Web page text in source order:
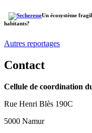
Un écosystème
habitants?
Autres reportages
Contact
Cellule de coordination
Rue Henri Blès 190C
5000 Namur